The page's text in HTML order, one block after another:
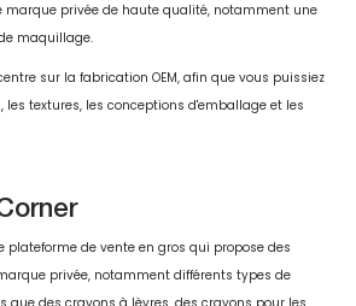
privée de haute qualité, notamment une
maquillage.
sur la fabrication OEM, afin que vous puissiez
les textures, les conceptions d'emballage et les
plateforme de vente en gros qui propose des
privée, notamment différents types de